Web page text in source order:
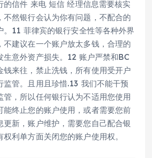
的信件 来电 短信 经理信息需要核实
不然银行会认为你有问题，不配合的
。11 菲律宾的银行安全性等各种外界
不建议在一个账户放太多钱，合理的
生意外资产损失。12 账户严禁和BC
钱来往，禁止洗钱，所有使用受开户
监管。且用且珍惜.13 我们不能干预
管，所以任何银行认为不适用您使用
能终止您的账户使用，或者需要您前
更新，账户维护，需要您自己配合银
利单方面关闭您的账户使用权。